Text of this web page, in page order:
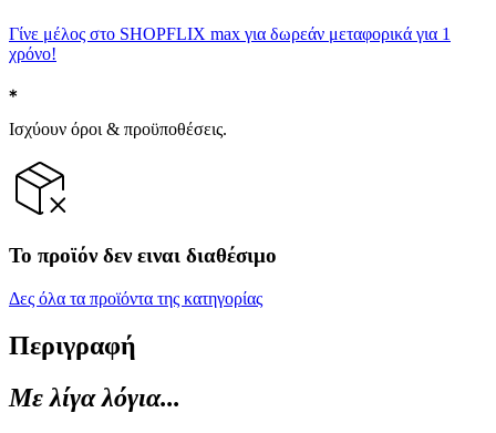
Γίνε μέλος στο SHOPFLIX max για δωρεάν μεταφορικά για 1
χρόνο!
Ισχύουν όροι & προϋποθέσεις.
Το προϊόν δεν ειναι διαθέσιμο
Δες όλα τα προϊόντα της κατηγορίας
Περιγραφή
Με λίγα λόγια...